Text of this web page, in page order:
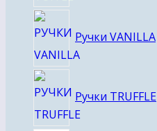
Ручки VANILLA
Ручки TRUFFLE